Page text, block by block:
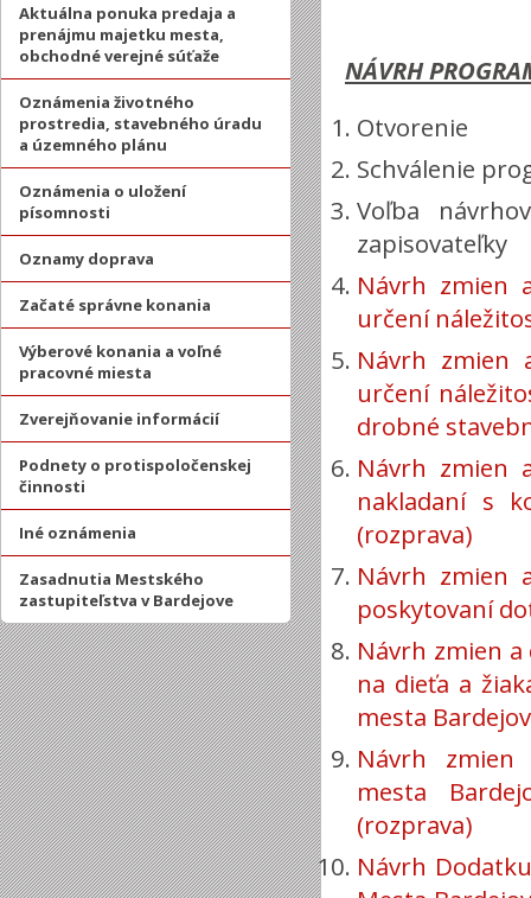
Aktuálna ponuka predaja a
prenájmu majetku mesta,
obchodné verejné súťaže
Oznámenia životného
prostredia, stavebného úradu
a územného plánu
Oznámenia o uložení
písomnosti
Oznamy doprava
Začaté správne konania
Výberové konania a voľné
pracovné miesta
Zverejňovanie informácií
Podnety o protispoločenskej
činnosti
Iné oznámenia
Zasadnutia Mestského
zastupiteľstva v Bardejove
NÁVRH
Otvorenie
Schválenie
Voľba
zapisovateľky
Návrh zmien
určení
Návrh zmien
určení
drobné
Návrh zmien
nakladaní s
(rozprava)
Návrh zmien
poskytovaní
Návrh zmien
na dieťa a
mesta
Návrh zmien
mesta
(rozprava)
Návrh